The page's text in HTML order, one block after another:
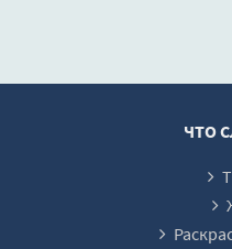
20
ЧТО